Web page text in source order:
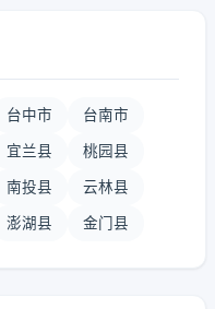
台中市 台南市
宜兰县 桃园县
南投县 云林县
澎湖县 金门县